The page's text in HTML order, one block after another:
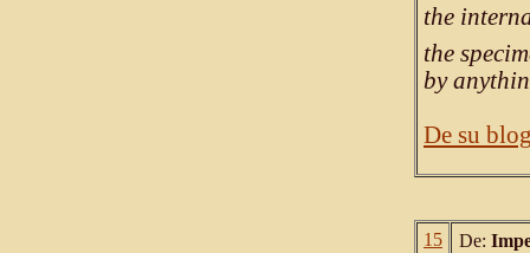
the
the
by
De su
15 De: